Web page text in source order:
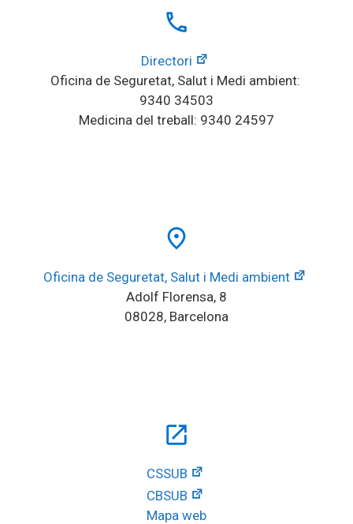
local_phone
Directori
Oficina de Seguretat, Salut i Medi ambient:
9340 34503
Medicina del treball: 9340 24597
place
Oficina de Seguretat, Salut i Medi ambient
Adolf Florensa, 8
08028, Barcelona
open_in_new
CSSUB
CBSUB
Mapa web